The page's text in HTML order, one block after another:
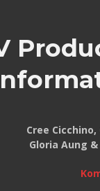
Cree
Gloria Aung